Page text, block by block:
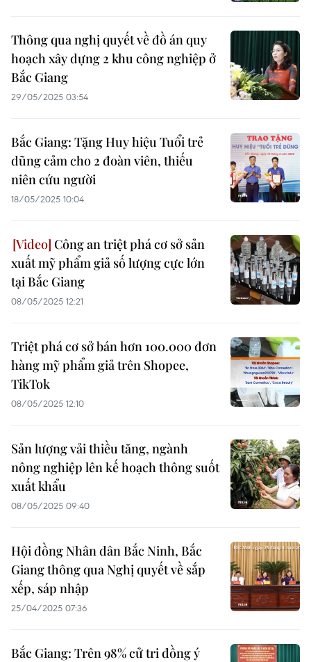
Thông qua nghị quyết về đồ án quy
hoạch xây dựng 2 khu công nghiệp ở
Bắc Giang
29/05/2025 03:54
Bắc Giang: Tặng Huy hiệu Tuổi trẻ
dũng cảm cho 2 đoàn viên, thiếu
niên cứu người
18/05/2025 10:04
Công an triệt phá cơ sở sản
xuất mỹ phẩm giả số lượng cực lớn
tại Bắc Giang
08/05/2025 12:21
Triệt phá cơ sở bán hơn 100.000 đơn
hàng mỹ phẩm giả trên Shopee,
TikTok
08/05/2025 12:10
Sản lượng vải thiều tăng, ngành
nông nghiệp lên kế hoạch thông suốt
xuất khẩu
08/05/2025 09:40
Hội đồng Nhân dân Bắc Ninh, Bắc
Giang thông qua Nghị quyết về sắp
xếp, sáp nhập
25/04/2025 07:36
Bắc Giang: Trên 98% cử tri đồng ý